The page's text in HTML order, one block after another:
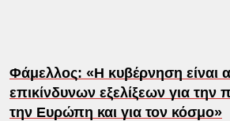
Φάμελλος: «Η κυβέρνηση είναι
επικίνδυνων εξελίξεων για την
την Ευρώπη και για τον κόσμο»